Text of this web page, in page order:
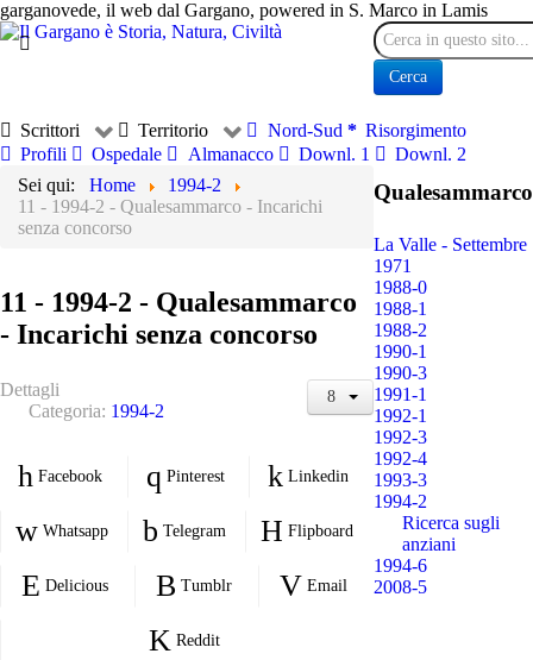
garganovede, il web dal Gargano, powered in S. Marco in Lamis
Cerca
Cerca
Scrittori Territorio Nord-Sud
Risorgimento
Profili
Ospedale Almanacco Downl. 1
Downl. 2
Sei qui:
Home
1994-2
11 - 1994-2 - Qualesammarco - Incarichi
senza concorso
11 - 1994-2 - Qualesammarco
- Incarichi senza concorso
Dettagli
Categoria: 1994-2
Facebook Pinterest Linkedin
Whatsapp Telegram Flipboard
Delicious Tumblr Email
Reddit
Qualesammarco
La Valle - Settembre
1971
1988-0
1988-1
1988-2
1990-1
1990-3
1991-1
1992-1
1992-3
1992-4
1993-3
1994-2
Ricerca sugli
anziani
1994-6
2008-5